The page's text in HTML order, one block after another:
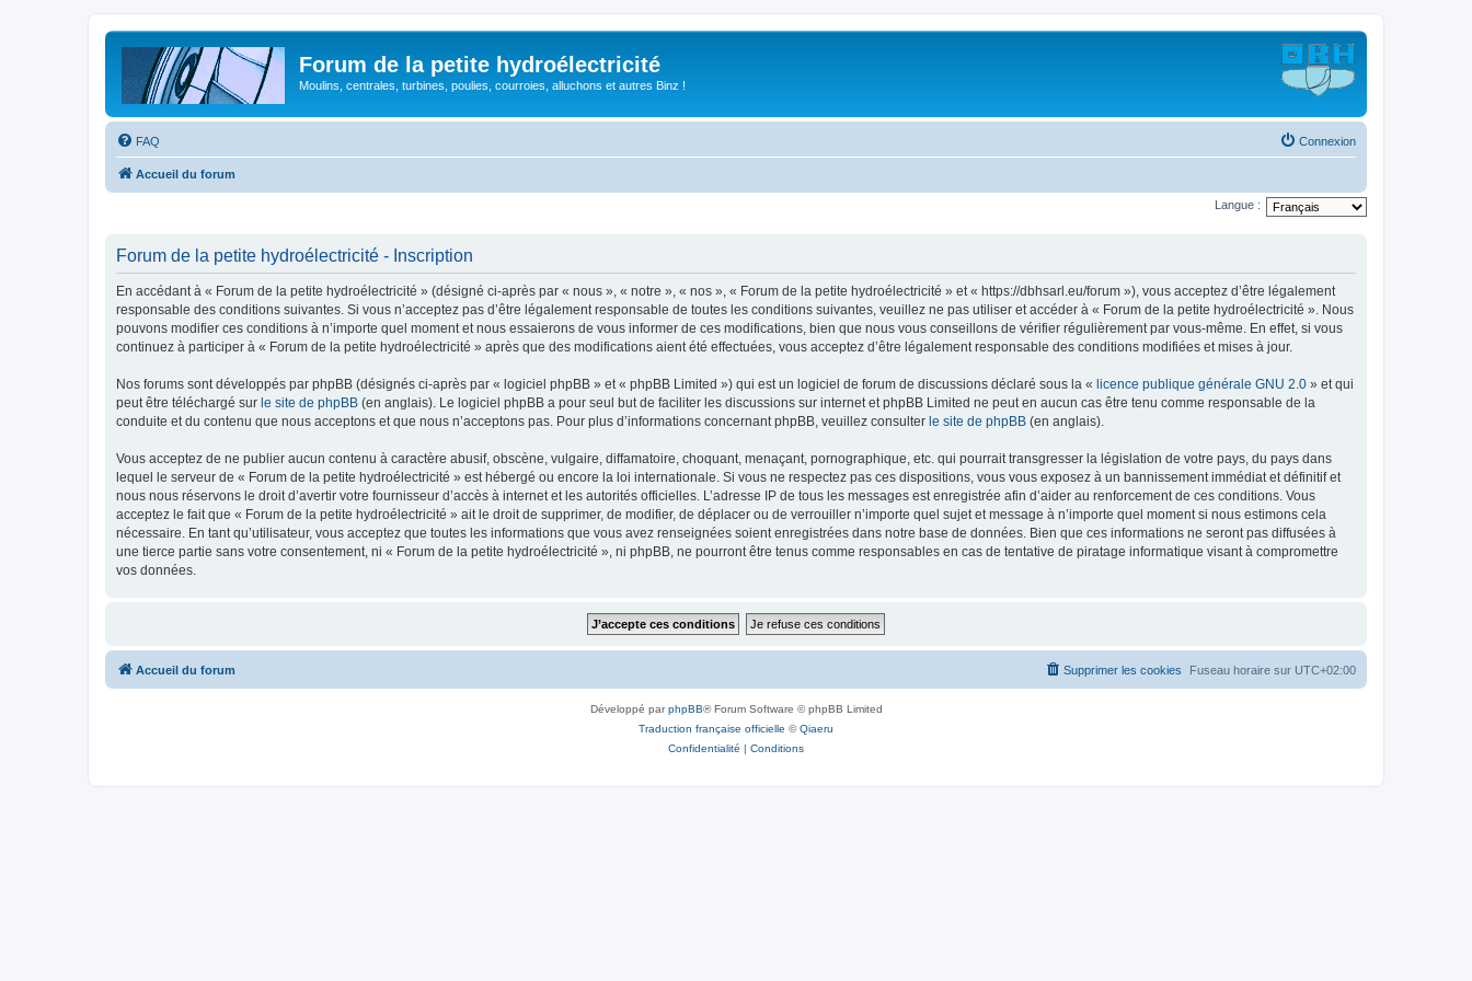
Forum de la petite hydroélectricité
Moulins, centrales, turbines, poulies, courroies, alluchons et autres Binz !
FAQ Connexion
Accueil du forum
Langue :
Forum de la petite hydroélectricité - Inscription
En accédant à « Forum de la petite hydroélectricité » (désigné ci-après par « nous », « notre », « nos », « Forum de la petite hydroélectricité » et « https://dbhsarl.eu/forum »), vous acceptez d’être légalement
responsable des conditions suivantes. Si vous n’acceptez pas d’être légalement responsable de toutes les conditions suivantes, veuillez ne pas utiliser et accéder à « Forum de la petite hydroélectricité ». Nous
pouvons modifier ces conditions à n’importe quel moment et nous essaierons de vous informer de ces modifications, bien que nous vous conseillons de vérifier régulièrement par vous-même. En effet, si vous
continuez à participer à « Forum de la petite hydroélectricité » après que des modifications aient été effectuées, vous acceptez d’être légalement responsable des conditions modifiées et mises à jour.
Nos forums sont développés par phpBB (désignés ci-après par « logiciel phpBB » et « phpBB Limited ») qui est un logiciel de forum de discussions déclaré sous la « licence publique générale GNU 2.0 » et qui
peut être téléchargé sur le site de phpBB (en anglais). Le logiciel phpBB a pour seul but de faciliter les discussions sur internet et phpBB Limited ne peut en aucun cas être tenu comme responsable de la
conduite et du contenu que nous acceptons et que nous n’acceptons pas. Pour plus d’informations concernant phpBB, veuillez consulter le site de phpBB (en anglais).
Vous acceptez de ne publier aucun contenu à caractère abusif, obscène, vulgaire, diffamatoire, choquant, menaçant, pornographique, etc. qui pourrait transgresser la législation de votre pays, du pays dans
lequel le serveur de « Forum de la petite hydroélectricité » est hébergé ou encore la loi internationale. Si vous ne respectez pas ces dispositions, vous vous exposez à un bannissement immédiat et définitif et
nous nous réservons le droit d’avertir votre fournisseur d’accès à internet et les autorités officielles. L’adresse IP de tous les messages est enregistrée afin d’aider au renforcement de ces conditions. Vous
acceptez le fait que « Forum de la petite hydroélectricité » ait le droit de supprimer, de modifier, de déplacer ou de verrouiller n’importe quel sujet et message à n’importe quel moment si nous estimons cela
nécessaire. En tant qu’utilisateur, vous acceptez que toutes les informations que vous avez renseignées soient enregistrées dans notre base de données. Bien que ces informations ne seront pas diffusées à
une tierce partie sans votre consentement, ni « Forum de la petite hydroélectricité », ni phpBB, ne pourront être tenus comme responsables en cas de tentative de piratage informatique visant à compromettre
vos données.
Accueil du forum Fuseau horaire sur UTC+02:00
Supprimer les cookies
Développé parphpBB® Forum Software © phpBB Limited
Traduction française officielle ©Qiaeru
Confidentialité | Conditions